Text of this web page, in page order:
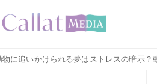
に追いかけられる夢はストレスの暗示？